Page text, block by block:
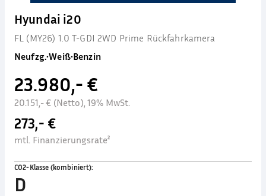
Hyundai i20
FL (MY26) 1.0 T-GDI 2WD Prime Rückfahrkamera
Neufzg.•Weiß•Benzin
23.980,- €
20.151,- € (Netto), 19% MwSt.
273,- €
mtl. Finanzierungsrate²
CO2-Klasse (kombiniert):
D